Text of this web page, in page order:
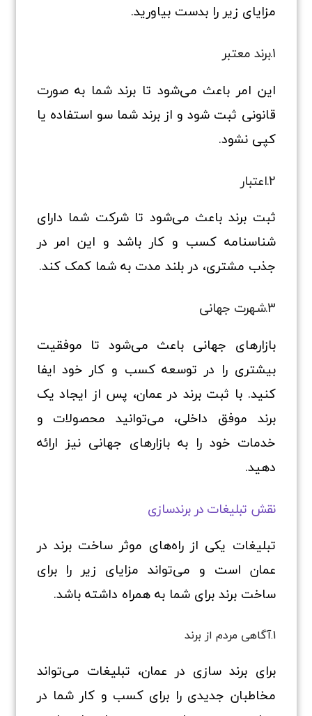
مزایای زیر را بدست بیاورید.
1.برند معتبر
این امر باعث می‌شود تا برند شما به صورت
قانونی ثبت شود و از برند شما سو استفاده یا
کپی نشود.
2.اعتبار
ثبت برند باعث می‌شود تا شرکت شما دارای
شناسنامه کسب و کار باشد و این امر در
جذب مشتری، در بلند مدت به شما کمک کند.
3.شهرت جهانی
بازارهای جهانی باعث می‌شود تا موفقیت
بیشتری را در توسعه کسب و کار خود ایفا
کنید. با ثبت برند در عمان، پس از ایجاد یک
برند موفق داخلی، می‌توانید محصولات و
خدمات خود را به بازارهای جهانی نیز ارائه
دهید.
نقش تبلیغات در برندسازی
تبلیغات یکی از راه‌های موثر ساخت برند در
عمان است و می‌تواند مزایای زیر را برای
ساخت برند برای شما به همراه داشته باشد.
1.آگاهی مردم از برند
برای برند سازی در عمان، تبلیغات می‌تواند
مخاطبان جدیدی را برای کسب و کار شما در